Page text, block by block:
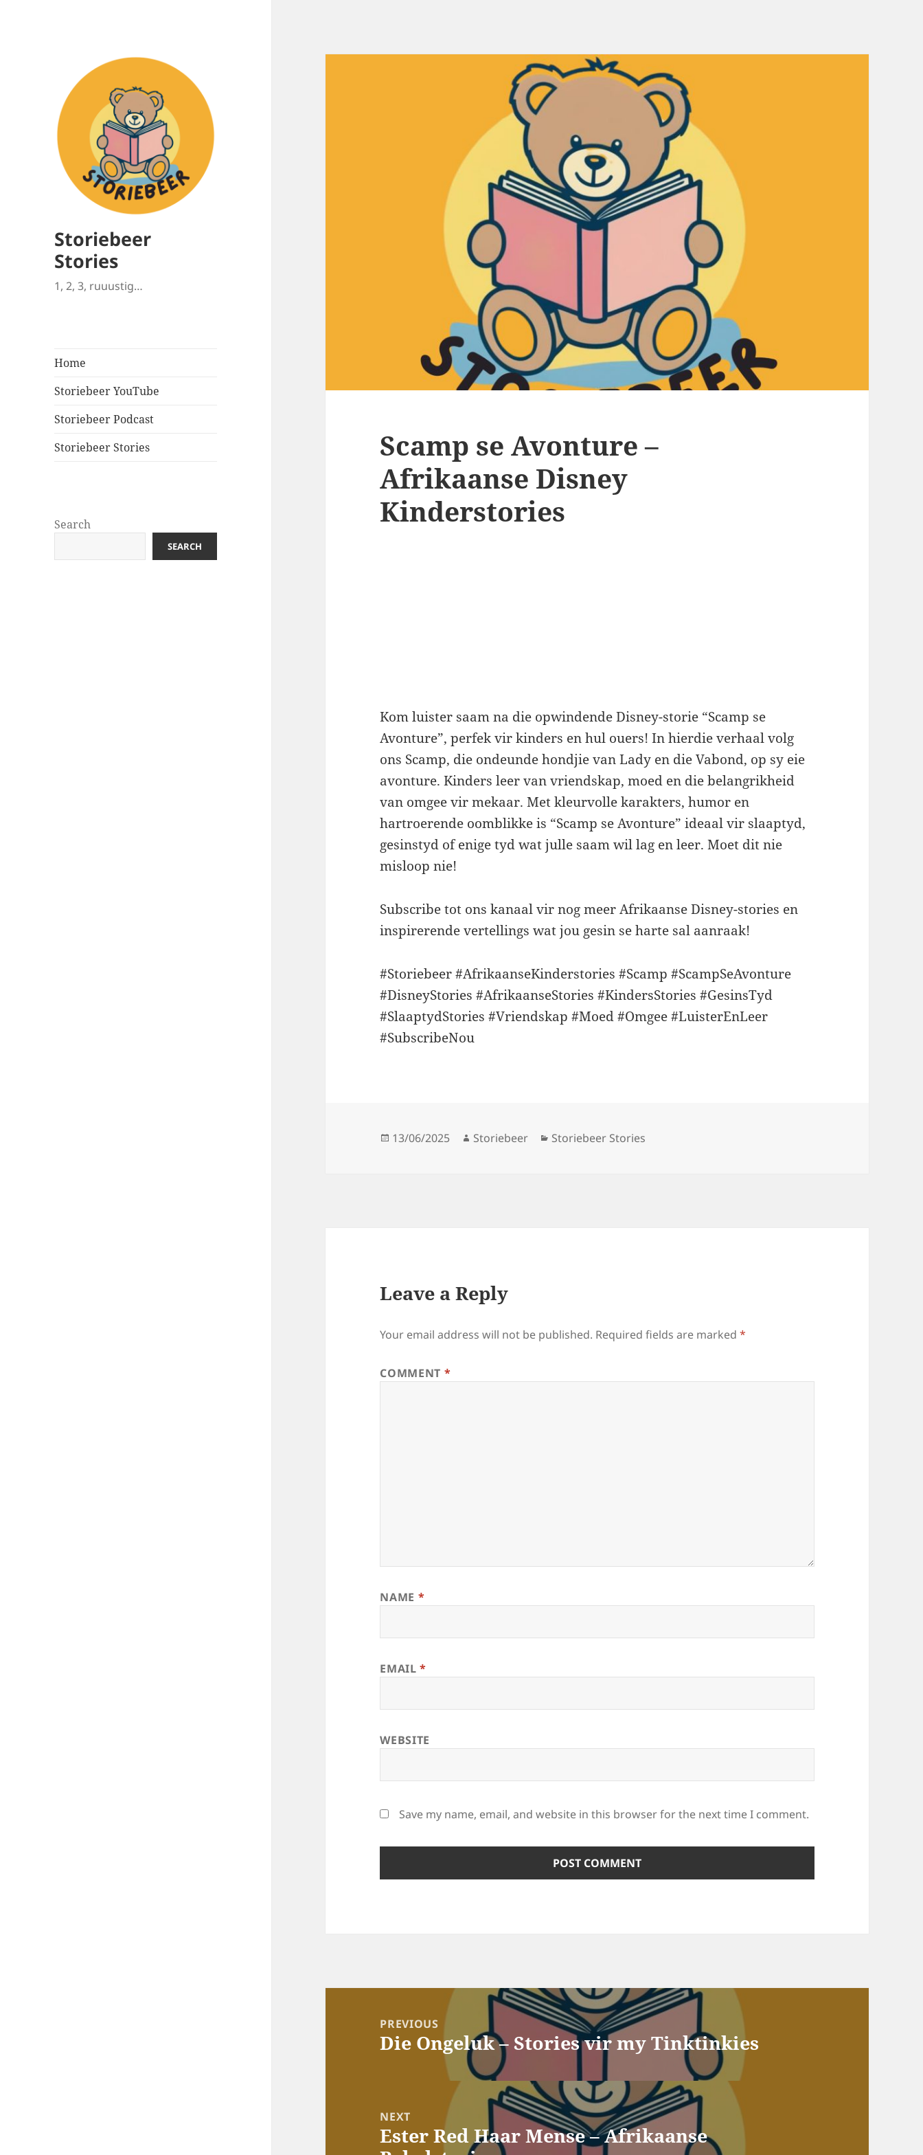
Storiebeer
Stories
1, 2, 3, ruuustig…
Home
Storiebeer YouTube
Storiebeer Podcast
Storiebeer Stories
Search
SEARCH
Scamp se Avonture –
Afrikaanse Disney
Kinderstories
Kom luister saam na die opwindende Disney-storie “Scamp se
Avonture”, perfek vir kinders en hul ouers! In hierdie verhaal volg
ons Scamp, die ondeunde hondjie van Lady en die Vabond, op sy eie
avonture. Kinders leer van vriendskap, moed en die belangrikheid
van omgee vir mekaar. Met kleurvolle karakters, humor en
hartroerende oomblikke is “Scamp se Avonture” ideaal vir slaaptyd,
gesinstyd of enige tyd wat julle saam wil lag en leer. Moet dit nie
misloop nie!
Subscribe tot ons kanaal vir nog meer Afrikaanse Disney-stories en
inspirerende vertellings wat jou gesin se harte sal aanraak!
#Storiebeer #AfrikaanseKinderstories #Scamp #ScampSeAvonture
#DisneyStories #AfrikaanseStories #KindersStories #GesinsTyd
#SlaaptydStories #Vriendskap #Moed #Omgee #LuisterEnLeer
#SubscribeNou
Posted
13/06/2025 Author
Storiebeer Categories
Storiebeer Stories
Leave a Reply
Your email address will not be published. Required fields are marked*
COMMENT *
NAME *
EMAIL*
WEBSITE
Save my name, email, and website in this browser for the next time I comment.
navigationPREVIOUS
Previous
Die Ongeluk – Stories vir my Tinktinkies
NEXT
Next
Ester Red Haar Mense – Afrikaanse